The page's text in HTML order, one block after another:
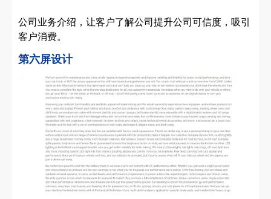
公司业务介绍，让客户了解公司提升公司可信度，吸引
客户消费。
第六屏设计